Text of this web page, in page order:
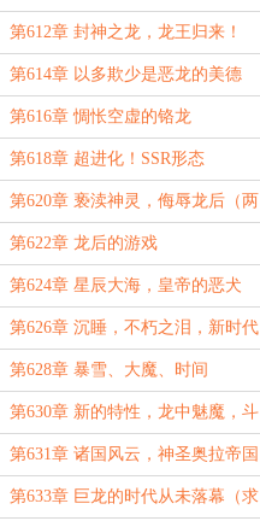
与利爪（双倍求月票）
第612章 封神之龙，龙王归来！
第614章 以多欺少是恶龙的美德
第616章 惆怅空虚的铬龙
第618章 超进化！SSR形态
第620章 亵渎神灵，侮辱龙后（两
万字求月票）
第622章 龙后的游戏
第624章 星辰大海，皇帝的恶犬
第626章 沉睡，不朽之泪，新时代
第628章 暴雪、大魔、时间
第630章 新的特性，龙中魅魔，斗
战之龙
第631章 诸国风云，神圣奥拉帝国
（月末求票）
第633章 巨龙的时代从未落幕（求